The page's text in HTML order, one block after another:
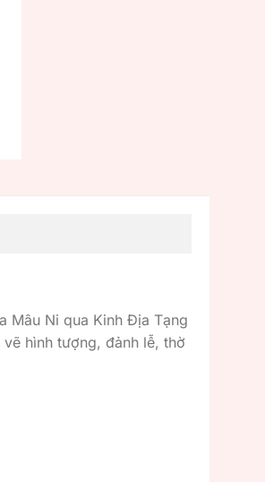
Mâu Ni qua Kinh Địa Tạng
hình tượng, đảnh lễ, thờ